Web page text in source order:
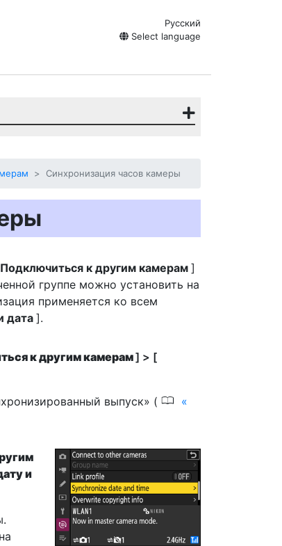
Русский
Select language
Синхронизация часов камеры
Подключиться к другим камерам ]
группе можно установить на
применяется ко всем
дата ].
к другим камерам] > [
выпуск» ( 0
и